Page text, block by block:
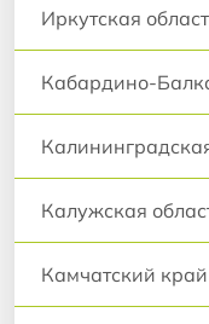
Иркутская
Кабардино-
Калужская
Камчатский край